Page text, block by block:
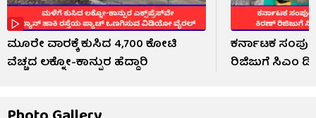
ಮೂರೇ ವಾರಕ್ಕೆ ಕುಸಿದ 4,700 ಕೋಟಿ
ವೆಚ್ಚದ ಲಕ್ನೋ-ಕಾನ್ಪುರ ಹೆದ್ದಾರಿ
ಕರ್ನಾಟಕ
ರಿಜಿಜುಗೆ ಸಿಎಂ